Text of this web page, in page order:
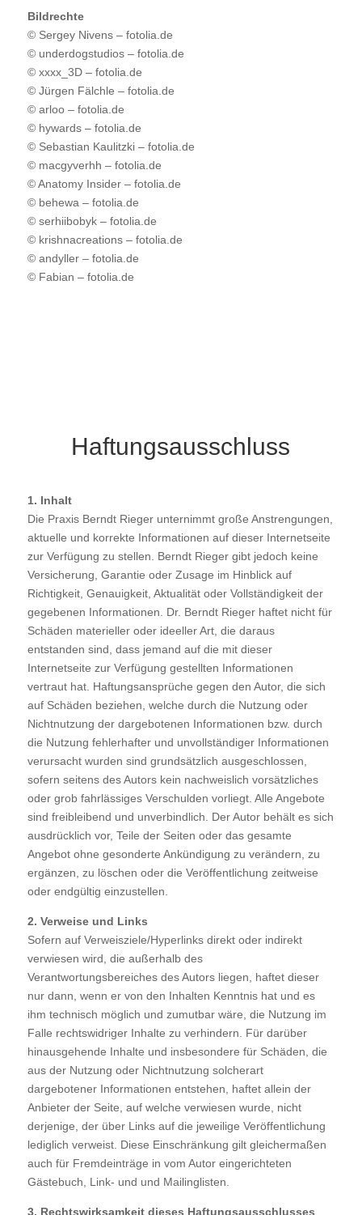
Bildrechte
© Sergey Nivens – fotolia.de
© underdogstudios – fotolia.de
© xxxx_3D – fotolia.de
© Jürgen Fälchle – fotolia.de
© arloo – fotolia.de
© hywards – fotolia.de
© Sebastian Kaulitzki – fotolia.de
© macgyverhh – fotolia.de
© Anatomy Insider – fotolia.de
© behewa – fotolia.de
© serhiibobyk – fotolia.de
© krishnacreations – fotolia.de
© andyller – fotolia.de
© Fabian – fotolia.de
Haftungsausschluss
1. Inhalt
Die Praxis Berndt Rieger unternimmt große Anstrengungen,
aktuelle und korrekte Informationen auf dieser Internetseite
zur Verfügung zu stellen. Berndt Rieger gibt jedoch keine
Versicherung, Garantie oder Zusage im Hinblick auf
Richtigkeit, Genauigkeit, Aktualität oder Vollständigkeit der
gegebenen Informationen. Dr. Berndt Rieger haftet nicht für
Schäden materieller oder ideeller Art, die daraus
entstanden sind, dass jemand auf die mit dieser
Internetseite zur Verfügung gestellten Informationen
vertraut hat. Haftungsansprüche gegen den Autor, die sich
auf Schäden beziehen, welche durch die Nutzung oder
Nichtnutzung der dargebotenen Informationen bzw. durch
die Nutzung fehlerhafter und unvollständiger Informationen
verursacht wurden sind grundsätzlich ausgeschlossen,
sofern seitens des Autors kein nachweislich vorsätzliches
oder grob fahrlässiges Verschulden vorliegt. Alle Angebote
sind freibleibend und unverbindlich. Der Autor behält es sich
ausdrücklich vor, Teile der Seiten oder das gesamte
Angebot ohne gesonderte Ankündigung zu verändern, zu
ergänzen, zu löschen oder die Veröffentlichung zeitweise
oder endgültig einzustellen.
2. Verweise und Links
Sofern auf Verweisziele/Hyperlinks direkt oder indirekt
verwiesen wird, die außerhalb des
Verantwortungsbereiches des Autors liegen, haftet dieser
nur dann, wenn er von den Inhalten Kenntnis hat und es
ihm technisch möglich und zumutbar wäre, die Nutzung im
Falle rechtswidriger Inhalte zu verhindern. Für darüber
hinausgehende Inhalte und insbesondere für Schäden, die
aus der Nutzung oder Nichtnutzung solcherart
dargebotener Informationen entstehen, haftet allein der
Anbieter der Seite, auf welche verwiesen wurde, nicht
derjenige, der über Links auf die jeweilige Veröffentlichung
lediglich verweist. Diese Einschränkung gilt gleichermaßen
auch für Fremdeinträge in vom Autor eingerichteten
Gästebuch, Link- und und Mailinglisten.
3. Rechtswirksamkeit dieses Haftungsausschlusses